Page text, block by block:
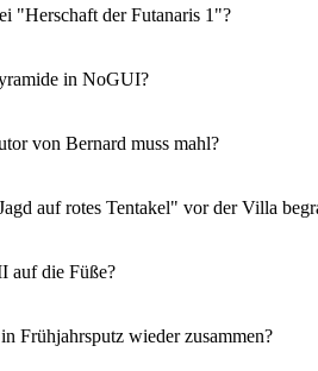
"Herschaft der Futanaris 1"?
in NoGUI?
von Bernard muss mahl?
auf rotes Tentakel" vor der Villa
auf die Füße?
Frühjahrsputz wieder zusammen?